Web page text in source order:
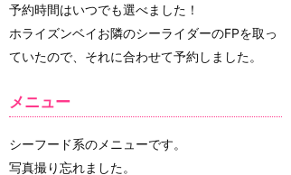
予約時間はいつでも選べました！
ホライズンベイお隣のシーライダーのFPを取っ
ていたので、それに合わせて予約しました。
メニュー
シーフード系のメニューです。
写真撮り忘れました。